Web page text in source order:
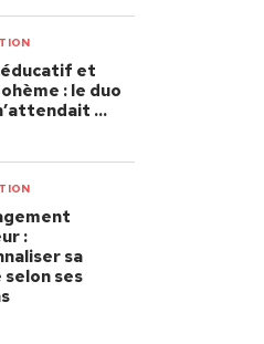
éducatif et
: le duo
…
:
sa
selon ses